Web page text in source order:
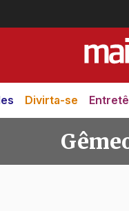
Divirta-se Entretê